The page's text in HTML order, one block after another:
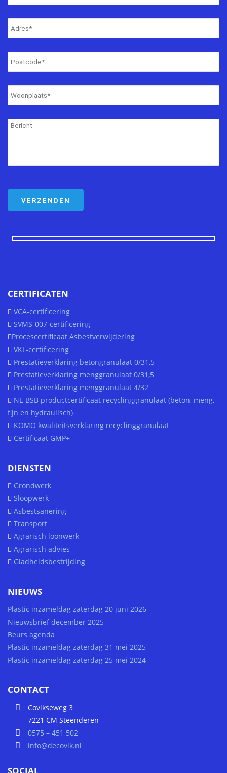
CERTIFICATEN
VCA-certificering
SVMS-007-certificering
Procescertificaat Asbestverwijdering
VKL-certificering
Prestatieverklaring betongranulaat 0/31,5
Prestatieverklaring menggranulaat 0/31,5
Prestatieverklaring menggranulaat 4/32
NL-BSB productcertificaat recyclinggranulaat (beton, meng,
fijn en hydraulisch)
KOMO kwaliteitsverklaring recyclinggranulaat
Certificaat GMP+
DIENSTEN
Grondwerk
Sloopwerk
Asbestsanering
Transport
Agrarisch loonwerk
Agrarisch advies
Gladheidsbestrijding
NIEUWS
Plastic inzameldag zaterdag 20 juni 2026
Nieuwsbrief december 2025
Beurs agenda
Plastic inzameldag zaterdag 31 mei 2025
Plastic inzameldag zaterdag 25 mei 2024
CONTACT
Covikseweg 3
7221 CM Steenderen
0575 – 451 502
info@decovik.nl
SOCIAL